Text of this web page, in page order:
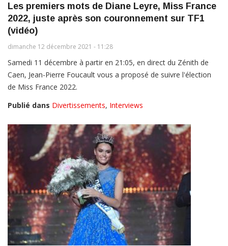
Les premiers mots de Diane Leyre, Miss France
2022, juste après son couronnement sur TF1
(vidéo)
dimanche 12 décembre 2021 - 11:28
Samedi 11 décembre à partir en 21:05, en direct du Zénith de
Caen, Jean-Pierre Foucault vous a proposé de suivre l'élection
de Miss France 2022.
Publié dans Divertissements, Interviews